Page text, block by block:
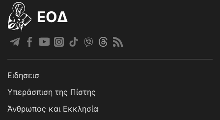
EOΔ
Ειδησεισ
Υπεράσπιση της Πίστης
Άνθρωπος και Εκκλησία